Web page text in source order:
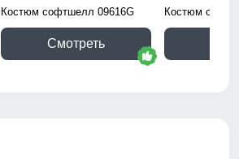
Костюм софтшелл 09616G
Смотреть
Костюм